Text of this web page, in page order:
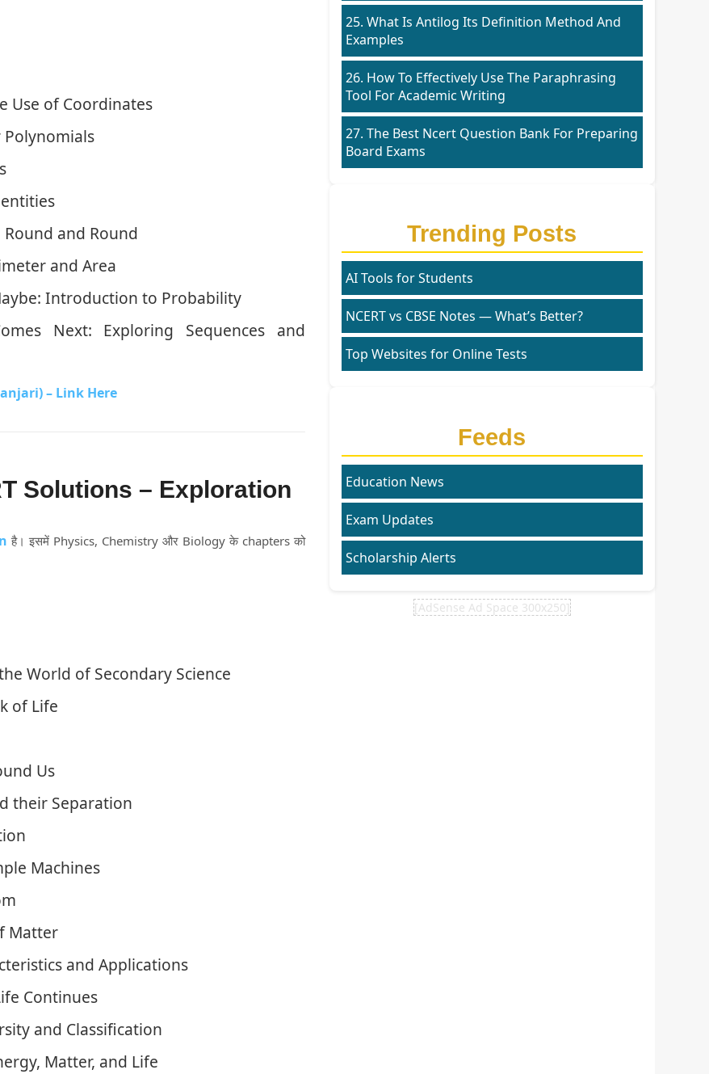
Use of Coordinates
Round and Round
and Area
Introduction to Probability
Next: Exploring Sequences and
– Link Here
Solutions – Exploration
है। इसमें Physics, Chemistry और Biology के chapters को
World of Secondary Science
of Life
Us
their Separation
Machines
Matter
and Applications
Continues
and Classification
Matter, and Life
25. What Is Antilog Its Definition Method And
Examples
26. How To Effectively Use The Paraphrasing
Tool For Academic Writing
27. The Best Ncert Question Bank For Preparing
Board Exams
Trending Posts
AI Tools for Students
NCERT vs CBSE Notes — What’s Better?
Top Websites for Online Tests
Feeds
Education News
Exam Updates
Scholarship Alerts
[AdSense Ad Space 300x250]